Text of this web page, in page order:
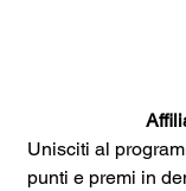
Unisciti al
punti e premi in